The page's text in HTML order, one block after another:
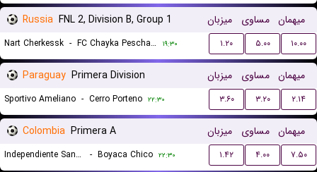
Russia FNL 2, Division B, Group 1 میزبان مساوی میهمان
Nart Cherkessk - FC Chayka Peschanokopskoye ۱۹:۳۰ ۱.۲۰ ۵.۰۰ ۱۰.۰۰
Paraguay Primera Division میزبان مساوی میهمان
Sportivo Ameliano - Cerro Porteno ۲۲:۳۰ ۳.۶۰ ۳.۲۰ ۲.۱۴
Colombia Primera A میزبان مساوی میهمان
Independiente Santa Fe - Boyaca Chico ۲۲:۳۰ ۱.۴۲ ۴.۰۰ ۷.۵۰